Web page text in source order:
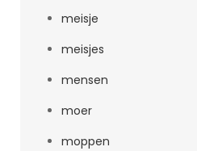
meisje
meisjes
mensen
moer
moppen